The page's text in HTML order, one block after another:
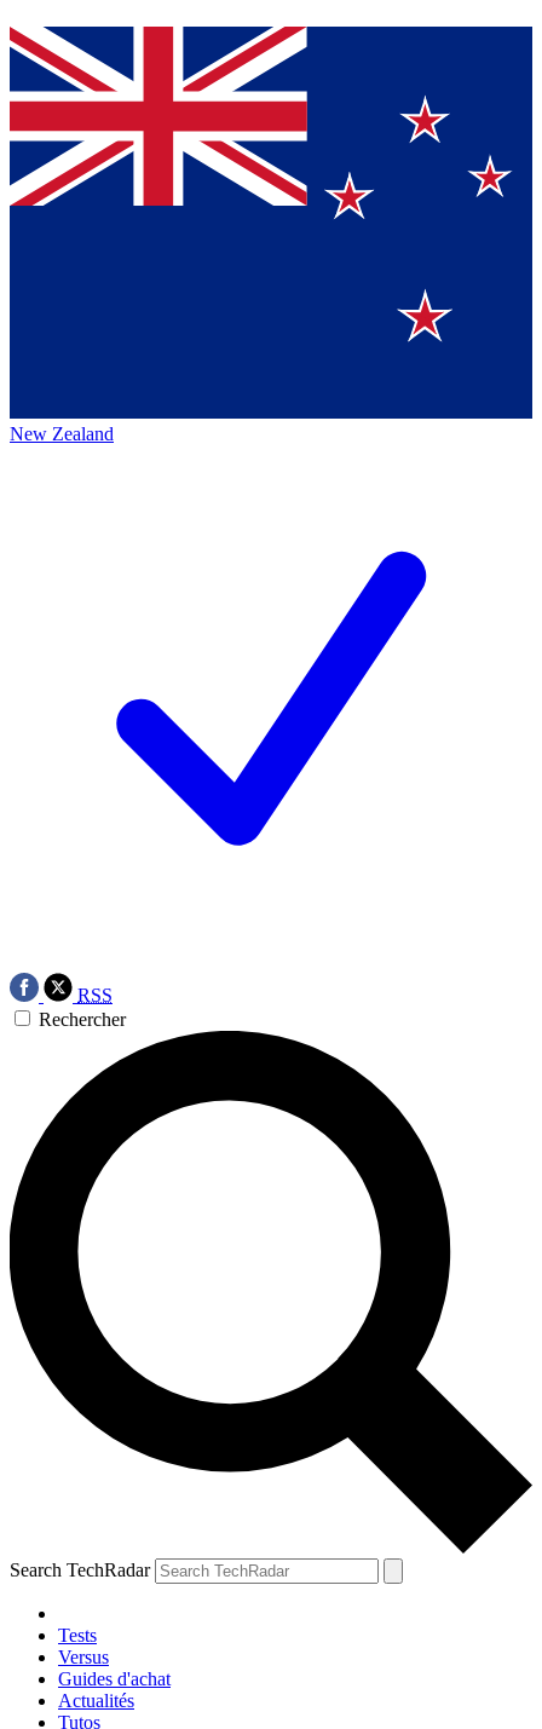
New Zealand
RSS
Rechercher
Search TechRadar
Tests
Versus
Guides d'achat
Actualités
Tutos